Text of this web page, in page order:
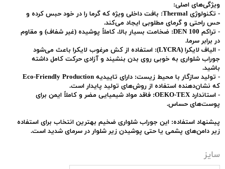
ویژگی‌های اصلی:
- تکنولوژی Thermal:
بافت داخلی ویژه که گرما را در خود حبس کرده و
حس راحتی و گرمای مطلوبی ایجاد می‌کند.
- تراکم 100 DEN:
ضخامت بسیار بالا، کاملاً پوشیده (غیر شفاف) و مقاوم
در برابر سرما.
-الیاف لایکرا (LYCRA):
استفاده از کش مرغوب لایکرا باعث می‌شود
جوراب شلواری به خوبی روی بدن بنشیند و آزادی حرکت کامل داشته
باشید.
- تولید سازگار با محیط زیست: دارای تاییدیهEco-Friendly Production
که نشان‌دهنده استفاده از روش‌های تولید پایدار است.
-استاندارد OEKO-TEX:
فاقد مواد شیمیایی مضر و کاملاً ایمن برای
پوست‌های حساس.
پیشنهاد استفاده: این جوراب شلواری ضخیم بهترین انتخاب برای استفاده
زیر دامن‌های پشمی یا حتی پوشیدن زیر شلوار در سرمای شدید است.
سایز